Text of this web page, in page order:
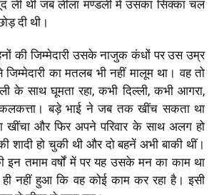
ली थी जब लीला मण्डली में उसका सिक्का चल
दी थी।
की जिम्मेदारी उसके नाजुक कंधों पर उस उम्र
का मतलब भी नहीं मालूम था। वह तो
के साथ घूमता रहा, कभी दिल्ली, कभी आगरा,
बड़े भाई ने जब तक खींच सकता था
और फिर अपने परिवार के साथ अलग हो
शादी हो चुकी थी और दो बहनें अभी बाकी थीं।
तमाम वर्षों में पर यह उसके मन का काम था
नहीं हुआ कि वह कोई काम कर रहा है। इसी